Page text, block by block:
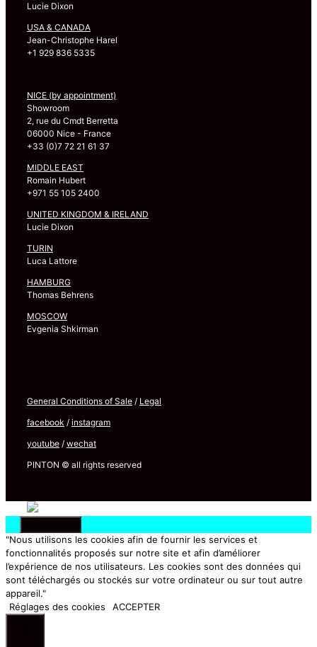
Lucie Dixon
USA & CANADA
Jean-Christophe Harel
+1 929 836 5335
NICE (by appointment)
Showroom
2, rue du Cmdt Berretta
06000 Nice - France
+33 (0)7 72 21 61 37
MIDDLE EAST
Romain Hubert
+971 55 105 2400
UNITED KINGDOM & IRELAND
Lucie Dixon
TURIN
Luca Lattore
HAMBURG
Thomas Behrens
MOSCOW
Evgenia Shkirman
General Conditions of Sale / Legal
facebook / instagram
youtube / wechat
PINTON © all rights reserved
"Nous utilisons les cookies afin de fournir les services et
fonctionnalités proposés sur notre site et afin d’améliorer
l’expérience de nos utilisateurs. Les cookies sont des données qui
sont téléchargés ou stockés sur votre ordinateur ou sur tout autre
appareil."
Réglages des cookies
ACCEPTER